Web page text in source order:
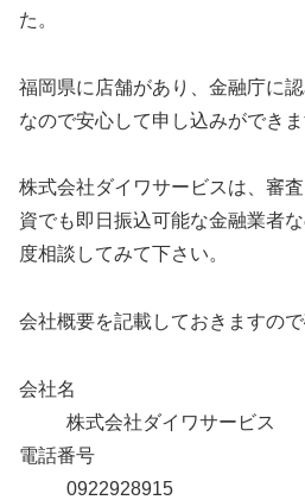
た。
福岡県に店舗があり、金融庁に
なので安心して申し込みができま
株式会社ダイワサービスは、審
資でも即日振込可能な金融業者
度相談してみて下さい。
会社概要を記載しておきますので
会社名
株式会社ダイワサービス
電話番号
0922928915